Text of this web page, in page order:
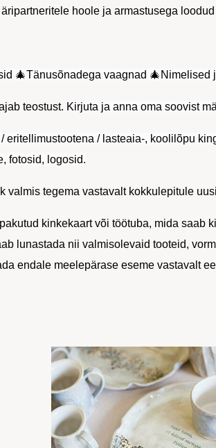
hoole ja armastusega
🎄Tänusõnadega vaagnad 🎄Nimelised
teostust. Kirjuta ja anna oma soovist
eritellimustootena / lasteaia-, koolilõpu
fotosid, logosid.
valmis tegema vastavalt kokkulepitule
kinkekaart või töötuba, mida saab
lunastada nii valmisolevaid tooteid,
endale meelepärase eseme vastavalt